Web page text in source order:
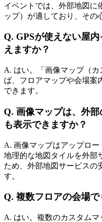
イベントでは、外部地図に
ップ）が適しており、その
Q. GPSが使えない屋
えますか？
A. はい。「画像マップ（
ば、フロアマップや会場案
できます。
Q. 画像マップは、外
も表示できますか？
A. 画像マップはアップロー
地理的な地図タイルを外部
ため、外部地図サービスの
す。
Q. 複数フロアの会場で
A. はい。複数のカスタム